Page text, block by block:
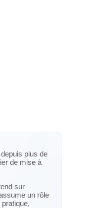
plus de
de mise à
sur
un rôle